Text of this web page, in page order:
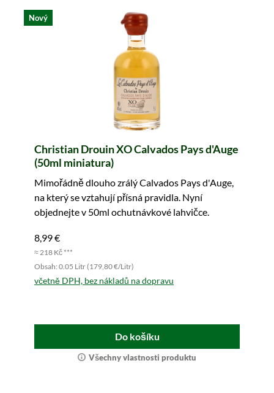
Nový
Christian Drouin XO Calvados Pays d'Auge
(50ml miniatura)
Mimořádně dlouho zrálý Calvados Pays d'Auge,
na který se vztahují přísná pravidla. Nyní
objednejte v 50ml ochutnávkové lahvičce.
8,99 €
≈ 218 Kč ***
Obsah: 0.05 Litr (179,80 €/Litr)
včetně DPH, bez nákladů na dopravu
Do košíku
Všechny vlastnosti produktu